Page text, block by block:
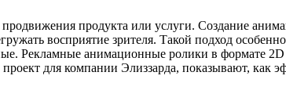
продукта или услуги. Создание
восприятие зрителя. Такой подход
Рекламные анимационные ролики в формате
для компании Элиззарда, показывают, как